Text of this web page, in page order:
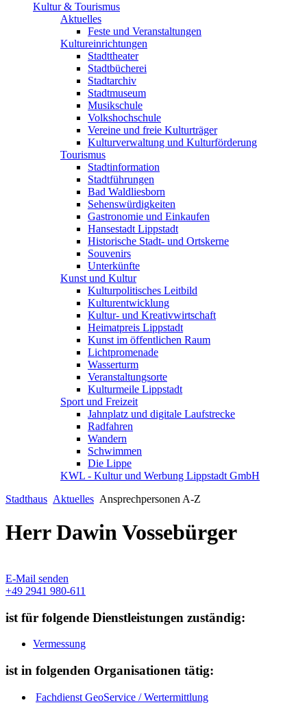
Kultur & Tourismus
Aktuelles
Feste und Veranstaltungen
Kultureinrichtungen
Stadttheater
Stadtbücherei
Stadtarchiv
Stadtmuseum
Musikschule
Volkshochschule
Vereine und freie Kulturträger
Kulturverwaltung und Kulturförderung
Tourismus
Stadtinformation
Stadtführungen
Bad Waldliesborn
Sehenswürdigkeiten
Gastronomie und Einkaufen
Hansestadt Lippstadt
Historische Stadt- und Ortskerne
Souvenirs
Unterkünfte
Kunst und Kultur
Kulturpolitisches Leitbild
Kulturentwicklung
Kultur- und Kreativwirtschaft
Heimatpreis Lippstadt
Kunst im öffentlichen Raum
Lichtpromenade
Wasserturm
Veranstaltungsorte
Kulturmeile Lippstadt
Sport und Freizeit
Jahnplatz und digitale Laufstrecke
Radfahren
Wandern
Schwimmen
Die Lippe
KWL - Kultur und Werbung Lippstadt GmbH
Stadthaus Aktuelles Ansprechpersonen A-Z
Herr Dawin Vossebürger
E-Mail senden
+49 2941 980-611
ist für folgende Dienstleistungen zuständig:
Vermessung
ist in folgenden Organisationen tätig:
Fachdienst GeoService / Wertermittlung